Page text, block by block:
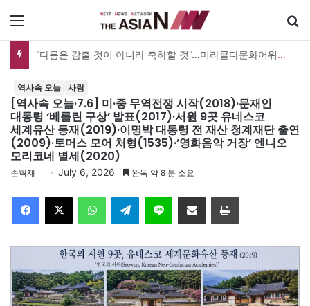
메뉴
“사람을 위한 생각이라면 현실과 생각 사이에 돌다리 하나는 놓아야 하지 않을까”
역사속 오늘 사람
[역사속 오늘·7.6] 미·중 무역전쟁 시작(2018)·문재인
대통령 ‘베를린 구상’ 발표(2017)·서원 9곳 유네스코
세계유산 등재(2019)·이명박 대통령 전 재산 청계재단 출연
(2009)·토머스 모어 처형(1535)·’영화음악 거장’ 엔니오
모리코네 별세(2020)
손혁재 July 6, 2026 완독 약 8 분 소요
Facebook
X WhatsAppTelegramLine 이메일 인쇄